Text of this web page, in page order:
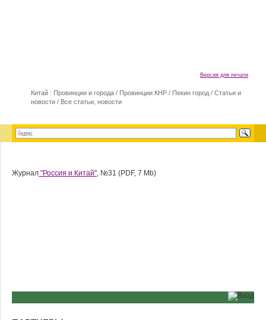
Версия для печати
Китай : Провинции и города / Провинции КНР / Пекин город / Статьи и
новости / Все статьи, новости
Журнал "Россия и Китай", №31 (PDF, 7 Mb)